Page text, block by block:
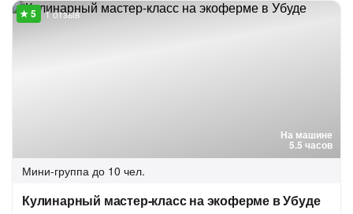
На машине
5.5 часов
1 отзыв
Мини-группа до 10 чел.
Кулинарный мастер-класс на экоферме в Убуде